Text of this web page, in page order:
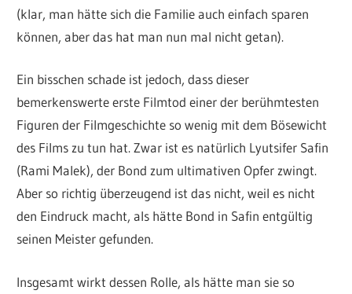
(klar, man hätte sich die Familie auch einfach sparen
können, aber das hat man nun mal nicht getan).
Ein bisschen schade ist jedoch, dass dieser
bemerkenswerte erste Filmtod einer der berühmtesten
Figuren der Filmgeschichte so wenig mit dem Bösewicht
des Films zu tun hat. Zwar ist es natürlich Lyutsifer Safin
(Rami Malek), der Bond zum ultimativen Opfer zwingt.
Aber so richtig überzeugend ist das nicht, weil es nicht
den Eindruck macht, als hätte Bond in Safin entgültig
seinen Meister gefunden.
Insgesamt wirkt dessen Rolle, als hätte man sie so